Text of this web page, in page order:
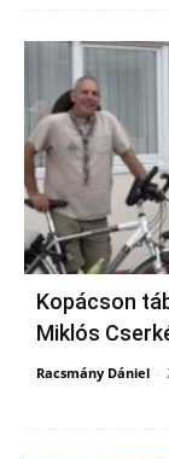
Kopácson
Miklós
Racsmány Dániel -